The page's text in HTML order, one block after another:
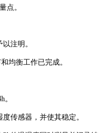
点。
注明。
均衡工作已完成。
。
传感器，并使其稳定。